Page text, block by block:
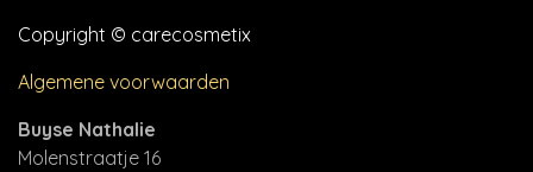
Copyright © carecosmetix
Algemene voorwaarden
Buyse Nathalie
Molenstraatje 16